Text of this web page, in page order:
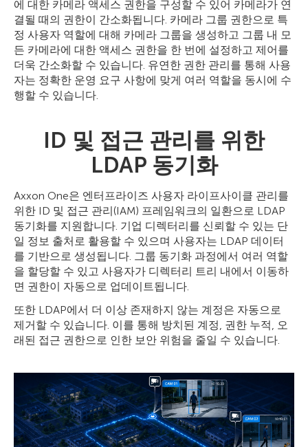
에 대한 카메라 액세스 권한을 구성할 수 있어 카메라가 연
결될 때의 권한이 간소화됩니다. 카메라 그룹 권한으로 특
정 사용자 역할에 대해 카메라 그룹을 생성하고 그룹 내 모
든 카메라에 대한 액세스 권한을 한 번에 설정하고 제어를
더욱 간소화할 수 있습니다. 유연한 권한 관리를 통해 사용
자는 정확한 운영 요구 사항에 맞게 여러 역할을 동시에 수
행할 수 있습니다.
ID 및 접근 관리를 위한
LDAP 동기화
Axxon One은 엔터프라이즈 사용자 라이프사이클 관리를
위한 ID 및 접근 관리(IAM) 프레임워크의 일환으로 LDAP
동기화를 지원합니다. 기업 디렉터리를 신뢰할 수 있는 단
일 정보 출처로 활용할 수 있으며 사용자는 LDAP 데이터
를 기반으로 생성됩니다. 그룹 동기화 과정에서 여러 역할
을 할당할 수 있고 사용자가 디렉터리 트리 내에서 이동하
면 권한이 자동으로 업데이트됩니다.
또한 LDAP에서 더 이상 존재하지 않는 계정은 자동으로
제거할 수 있습니다. 이를 통해 방치된 계정, 권한 누적, 오
래된 접근 권한으로 인한 보안 위험을 줄일 수 있습니다.